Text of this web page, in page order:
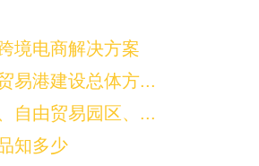
境电商解决方案
易港建设总体方...
自由贸易园区、...
知多少